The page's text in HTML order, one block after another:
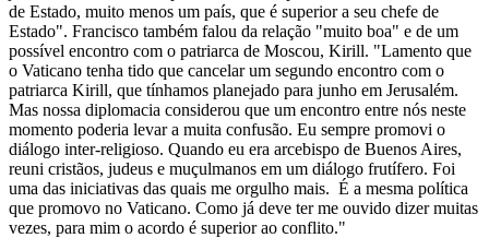
de Estado, muito menos um país, que é superior a seu chefe de
Estado". Francisco também falou da relação "muito boa" e de um
possível encontro com o patriarca de Moscou, Kirill. "Lamento que
o Vaticano tenha tido que cancelar um segundo encontro com o
patriarca Kirill, que tínhamos planejado para junho em Jerusalém.
Mas nossa diplomacia considerou que um encontro entre nós neste
momento poderia levar a muita confusão. Eu sempre promovi o
diálogo inter-religioso. Quando eu era arcebispo de Buenos Aires,
reuni cristãos, judeus e muçulmanos em um diálogo frutífero. Foi
uma das iniciativas das quais me orgulho mais. É a mesma política
que promovo no Vaticano. Como já deve ter me ouvido dizer muitas
vezes, para mim o acordo é superior ao conflito."